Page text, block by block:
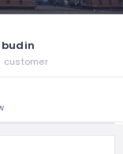
customer